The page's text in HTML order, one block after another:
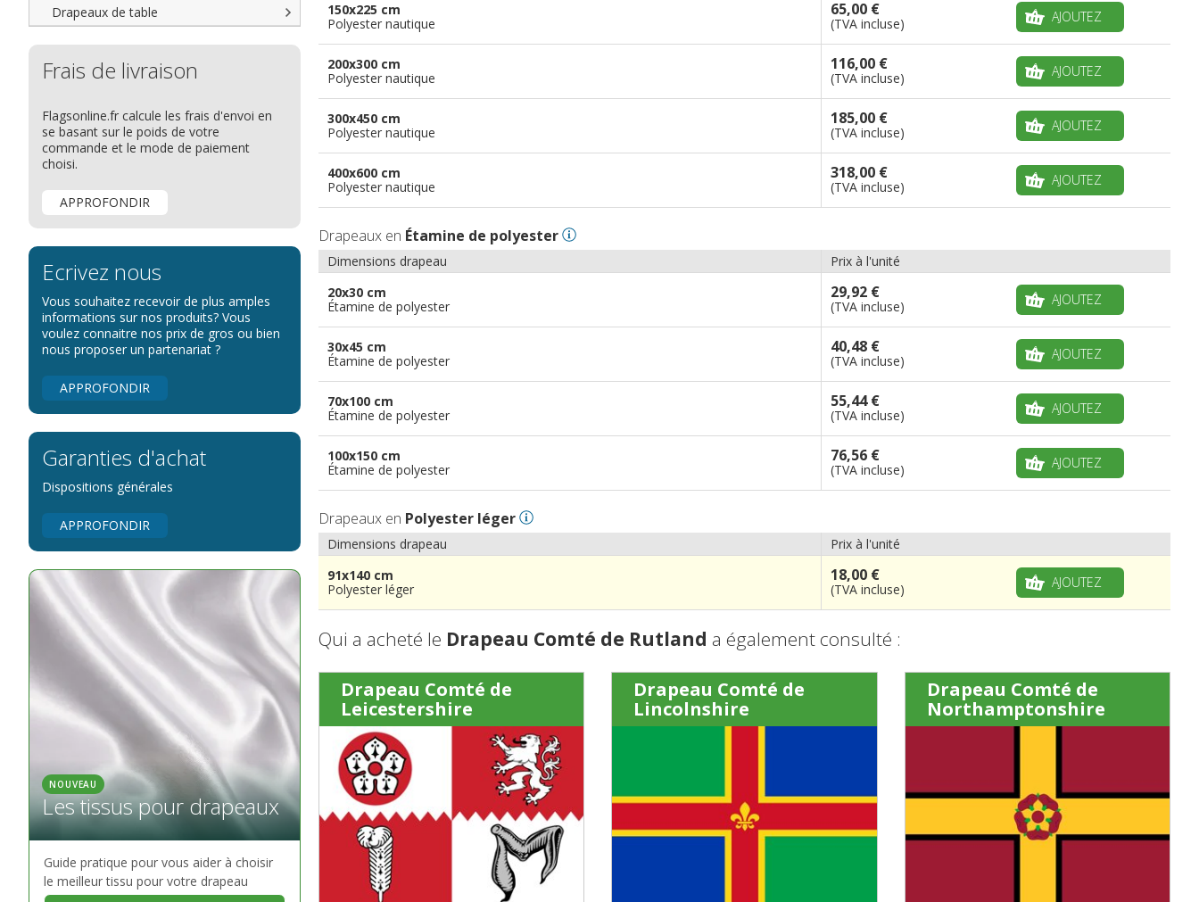
Drapeaux de table
Frais de livraison
Flagsonline.fr calcule les frais d'envoi en
se basant sur le poids de votre
commande et le mode de paiement
choisi.
APPROFONDIR
Ecrivez nous
Vous souhaitez recevoir de plus amples
informations sur nos produits? Vous
voulez connaitre nos prix de gros ou bien
nous proposer un partenariat ?
APPROFONDIR
Garanties d'achat
Dispositions générales
APPROFONDIR
NOUVEAU
Les tissus pour drapeaux
Guide pratique pour vous aider à choisir
le meilleur tissu pour votre drapeau
150x225 cm
Polyester nautique
65,00 €
(TVA incluse) AJOUTEZ
200x300 cm
Polyester nautique
116,00 €
(TVA incluse) AJOUTEZ
300x450 cm
Polyester nautique
185,00 €
(TVA incluse) AJOUTEZ
400x600 cm
Polyester nautique
318,00 €
(TVA incluse) AJOUTEZ
Drapeaux en Étamine de polyester
Dimensions drapeau
Prix à l'unité
20x30 cm
Étamine de polyester
29,92 €
(TVA incluse) AJOUTEZ
30x45 cm
Étamine de polyester
40,48 €
(TVA incluse) AJOUTEZ
70x100 cm
Étamine de polyester
55,44 €
(TVA incluse) AJOUTEZ
100x150 cm
Étamine de polyester
76,56 €
(TVA incluse) AJOUTEZ
Drapeaux en Polyester léger
Dimensions drapeau
Prix à l'unité
91x140 cm
Polyester léger
18,00 €
(TVA incluse) AJOUTEZ
Qui a acheté le Drapeau Comté de Rutland a également consulté :
Drapeau Comté de
Leicestershire
Drapeau Comté de
Lincolnshire
Drapeau Comté de
Northamptonshire